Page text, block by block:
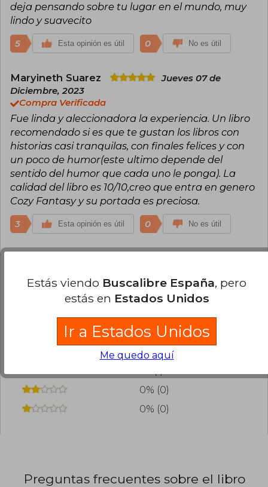
deja pensando sobre tu lugar en el mundo, muy
lindo y suavecito
5 Esta opinión es útil 0 No es útil
Maryineth Suarez
Jueves 07 de
Diciembre, 2023
Compra Verificada
Fue linda y aleccionadora la experiencia. Un libro
recomendado si es que te gustan los libros con
historias casi tranquilas, con finales felices y con
un poco de humor(este ultimo depende del
sentido del humor que cada uno le ponga). La
calidad del libro es 10/10,creo que entra en genero
Cozy Fantasy y su portada es preciosa.
3 Esta opinión es útil 0 No es útil
¿Leíste este libro? Inicia sesión para poder
agregar tu propia evaluación.
91% (74)
7% (6)
0% (0)
0% (0)
Preguntas frecuentes sobre el libro
Estás viendo Buscalibre España, pero
estás en Estados Unidos
Ir a Estados Unidos
Me quedo aquí